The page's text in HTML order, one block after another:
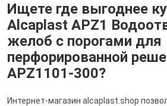
Ищете где выгоднее
Alcaplast APZ1
желоб с порогами для
перфорированной
APZ1101-300?
Интернет-магазин alcaplast.shop